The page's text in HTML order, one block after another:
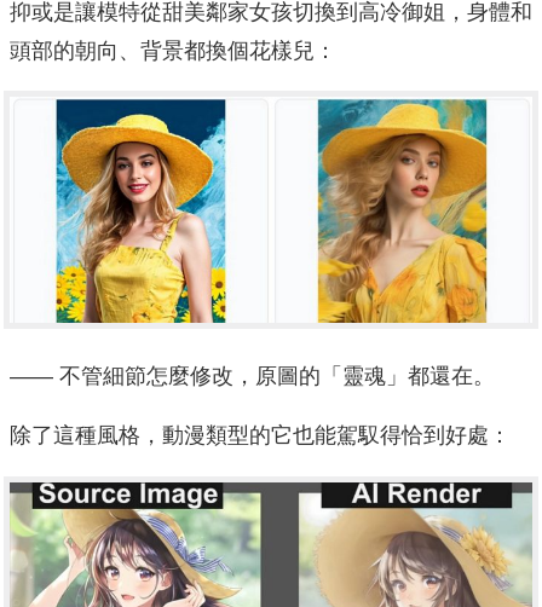
抑或是讓模特從甜美鄰家女孩切換到高冷御姐，身體和
頭部的朝向、背景都換個花樣兒：
—— 不管細節怎麼修改，原圖的「靈魂」都還在。
除了這種風格，動漫類型的它也能駕馭得恰到好處：